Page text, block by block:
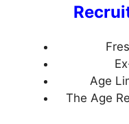
Age
The Age